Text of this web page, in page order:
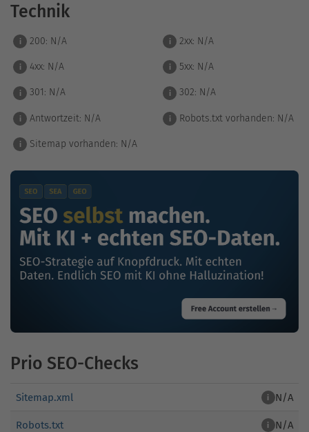
Technik
i 200: N/A i 2xx: N/A
i 4xx: N/A i 5xx: N/A
i 301: N/A i 302: N/A
i Antwortzeit: N/A i Robots.txt vorhanden: N/A
i Sitemap vorhanden: N/A
Prio SEO-Checks
Sitemap.xml i N/A
Robots.txt i N/A